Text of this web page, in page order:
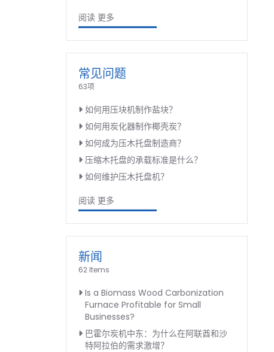
阅读 更多
常见问题
63项
如何用压块机制作盐块？
如何用炭化器制作椰壳炭？
如何成为压木托盘制造商？
压缩木托盘的承载标准是什么？
如何维护压木托盘机？
阅读 更多
新闻
62 Items
Is a Biomass Wood Carbonization
Furnace Profitable for Small
Businesses?
巴霍尔炭机中东：为什么在阿联酋和沙
特阿拉伯的需求激增？